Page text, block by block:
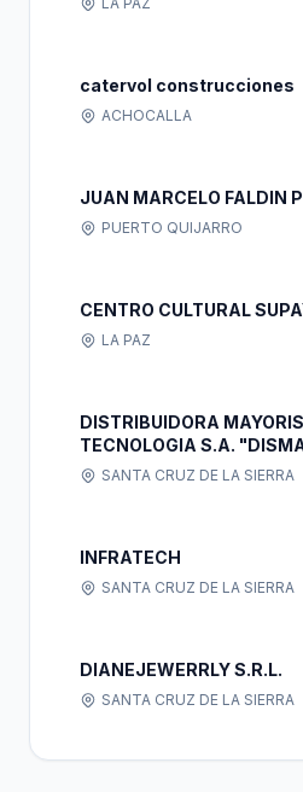
catervol construcciones
ACHOCALLA
JUAN MARCELO FALDIN
PUERTO QUIJARRO
CENTRO CULTURAL
LA PAZ
DISTRIBUIDORA
TECNOLOGIA S.A.
SANTA CRUZ DE LA SIERRA
INFRATECH
SANTA CRUZ DE LA SIERRA
DIANEJEWERRLY S.R.L.
SANTA CRUZ DE LA SIERRA